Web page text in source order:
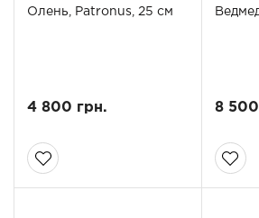
Олень, Patronus, 25 см
4 800 грн. 8